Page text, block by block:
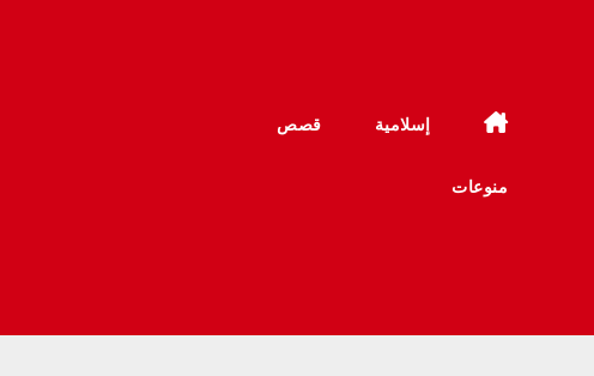
إسلامية قصص
منوعات